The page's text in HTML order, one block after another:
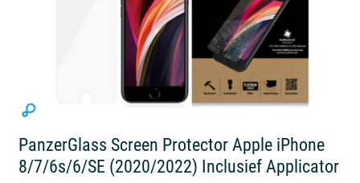
PanzerGlass Screen Protector Apple iPhone
8/7/6s/6/SE (2020/2022) Inclusief Applicator